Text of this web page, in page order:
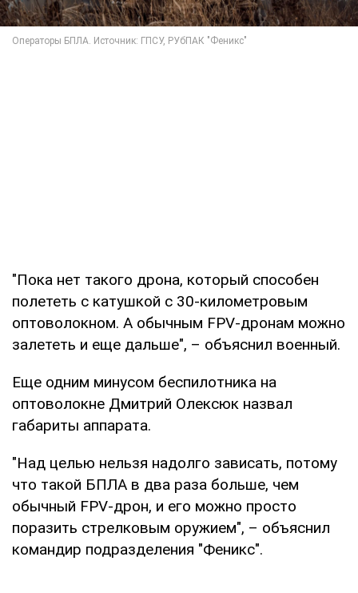
"Пока нет такого дрона, который способен
полететь с катушкой с 30-километровым
оптоволокном. А обычным FPV-дронам можно
залететь и еще дальше", – объяснил военный.
Еще одним минусом беспилотника на
оптоволокне Дмитрий Олексюк назвал
габариты аппарата.
"Над целью нельзя надолго зависать, потому
что такой БПЛА в два раза больше, чем
обычный FPV-дрон, и его можно просто
поразить стрелковым оружием", – объяснил
командир подразделения "Феникс".